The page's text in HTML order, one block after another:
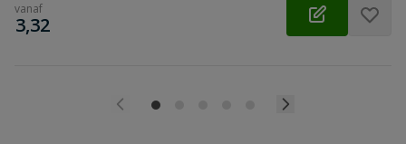
vanaf
€
3,32